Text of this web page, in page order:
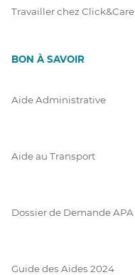
Travailler chez Click&Care
BON À SAVOIR
Aide Administrative
Aide au Transport
Dossier de Demande APA
Guide des Aides 2024